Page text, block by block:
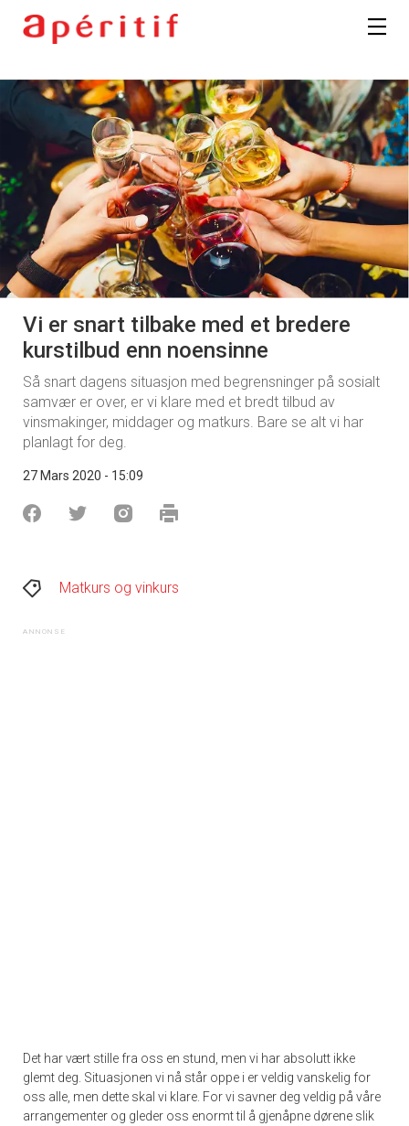
Vi er snart tilbake med et bredere
kurstilbud enn noensinne
Så snart dagens situasjon med begrensninger på sosialt
samvær er over, er vi klare med et bredt tilbud av
vinsmakinger, middager og matkurs. Bare se alt vi har
planlagt for deg.
27 Mars 2020 - 15:09
Matkurs og vinkurs
Det har vært stille fra oss en stund, men vi har absolutt ikke
glemt deg. Situasjonen vi nå står oppe i er veldig vanskelig for
oss alle, men dette skal vi klare. For vi savner deg veldig på våre
arrangementer og gleder oss enormt til å gjenåpne dørene slik